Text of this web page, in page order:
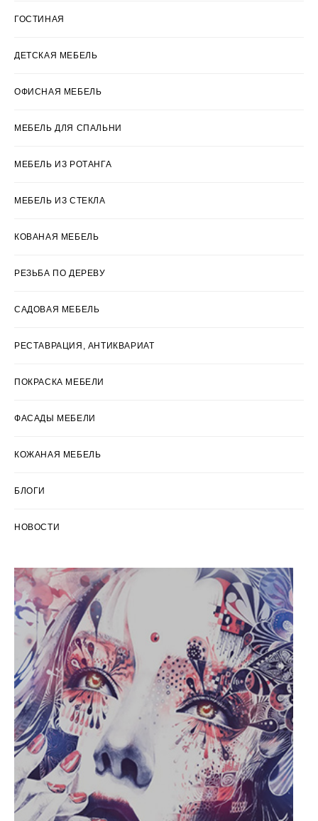
ГОСТИНАЯ
ДЕТСКАЯ МЕБЕЛЬ
ОФИСНАЯ МЕБЕЛЬ
МЕБЕЛЬ ДЛЯ СПАЛЬНИ
МЕБЕЛЬ ИЗ РОТАНГА
МЕБЕЛЬ ИЗ СТЕКЛА
КОВАНАЯ МЕБЕЛЬ
РЕЗЬБА ПО ДЕРЕВУ
САДОВАЯ МЕБЕЛЬ
РЕСТАВРАЦИЯ, АНТИКВАРИАТ
ПОКРАСКА МЕБЕЛИ
ФАСАДЫ МЕБЕЛИ
КОЖАНАЯ МЕБЕЛЬ
БЛОГИ
НОВОСТИ